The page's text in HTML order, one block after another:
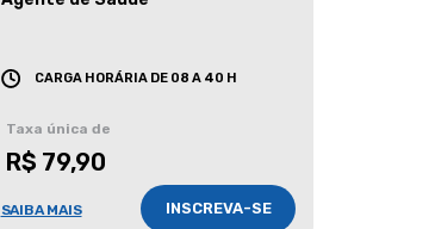
CARGA HORÁRIA DE 08 A 40 H
Taxa única de
R$ 79,90
SAIBA MAIS INSCREVA-SE